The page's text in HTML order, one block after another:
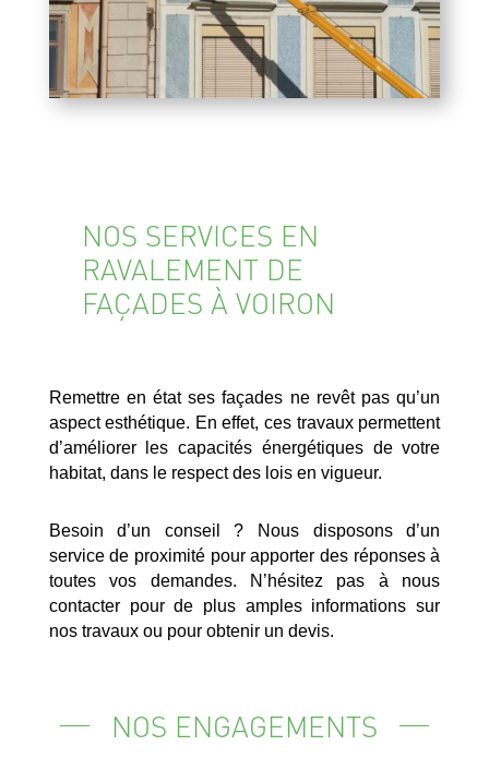
NOS SERVICES EN
RAVALEMENT DE
FAÇADES À VOIRON
Remettre en état ses façades ne revêt pas qu’un
aspect esthétique. En effet, ces travaux permettent
d’améliorer les capacités énergétiques de votre
habitat, dans le respect des lois en vigueur.
Besoin d’un conseil ? Nous disposons d’un
service de proximité pour apporter des réponses à
toutes vos demandes. N’hésitez pas à nous
contacter pour de plus amples informations sur
nos travaux ou pour obtenir un devis.
NOS ENGAGEMENTS